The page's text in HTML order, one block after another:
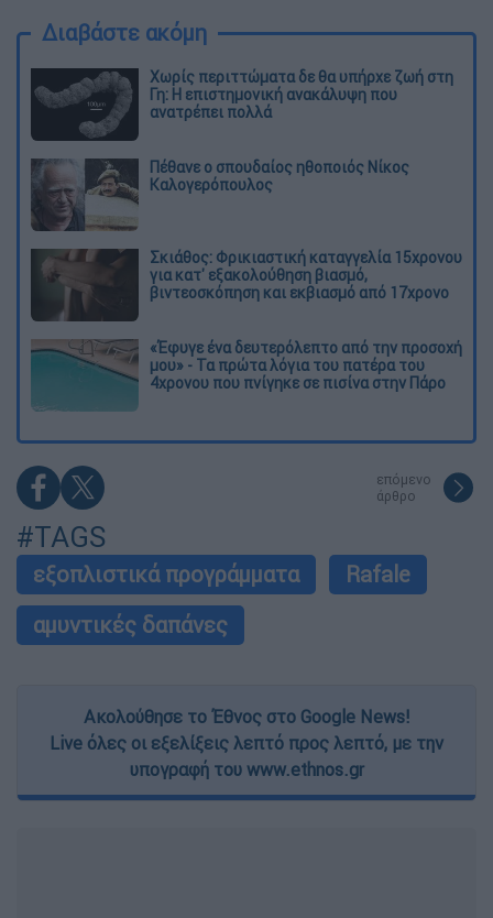
Διαβάστε ακόμη
Χωρίς περιττώματα δε θα υπήρχε ζωή στη
Γη: Η επιστημονική ανακάλυψη που
ανατρέπει πολλά
Πέθανε ο σπουδαίος ηθοποιός Νίκος
Καλογερόπουλος
Σκιάθος: Φρικιαστική καταγγελία 15χρονου
για κατ' εξακολούθηση βιασμό,
βιντεοσκόπηση και εκβιασμό από 17χρονο
«Έφυγε ένα δευτερόλεπτο από την προσοχή
μου» - Τα πρώτα λόγια του πατέρα του
4χρονου που πνίγηκε σε πισίνα στην Πάρο
επόμενο
άρθρο
#TAGS
εξοπλιστικά προγράμματα
Rafale
αμυντικές δαπάνες
Ακολούθησε το Έθνος στο Google News!
Live όλες οι εξελίξεις λεπτό προς λεπτό, με την
υπογραφή του www.ethnos.gr